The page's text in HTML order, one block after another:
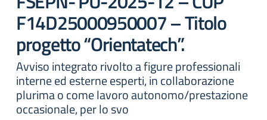
F14D25000950007 – Titolo
progetto “Orientatech”.
Avviso integrato rivolto a figure professionali
interne ed esterne esperti, in collaborazione
plurima o come lavoro autonomo/prestazione
occasionale, per lo svo